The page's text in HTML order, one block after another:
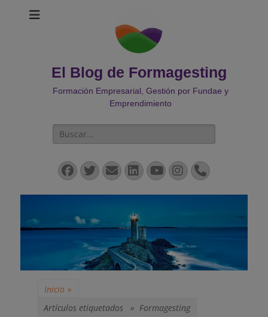
El Blog de Formagesting
Formación Empresarial, Gestión por Fundae y
Emprendimiento
Buscar:
Facebook
Twitter
Correo
electrónico
LinkedIn
YouTube
Instagram
Teléfono
Inicio »
Artículos etiquetados » Formagesting